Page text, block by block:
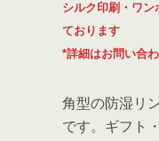
シルク印刷・ワン
ております
*詳細はお問い合
角型の防湿リ
です。ギフト